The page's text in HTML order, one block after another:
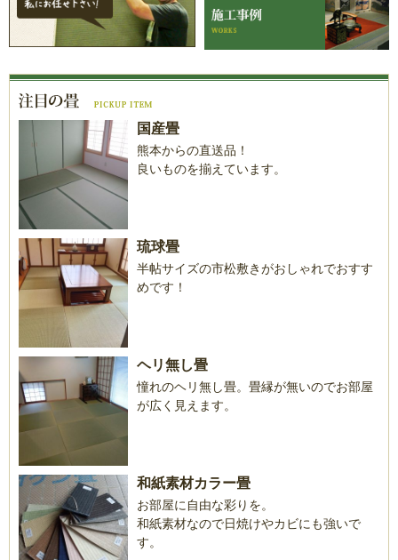
国産畳
熊本からの直送品！
良いものを揃えています。
琉球畳
半帖サイズの市松敷きがおしゃれでおすす
めです！
ヘリ無し畳
憧れのヘリ無し畳。畳縁が無いのでお部屋
が広く見えます。
和紙素材カラー畳
お部屋に自由な彩りを。
和紙素材なので日焼けやカビにも強いで
す。